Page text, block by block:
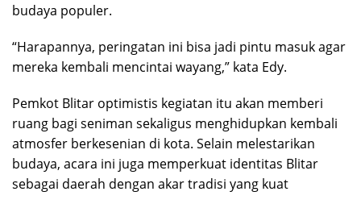
budaya populer.
“Harapannya, peringatan ini bisa jadi pintu masuk agar
mereka kembali mencintai wayang,” kata Edy.
Pemkot Blitar optimistis kegiatan itu akan memberi
ruang bagi seniman sekaligus menghidupkan kembali
atmosfer berkesenian di kota. Selain melestarikan
budaya, acara ini juga memperkuat identitas Blitar
sebagai daerah dengan akar tradisi yang kuat